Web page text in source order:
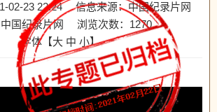
02-23 22:24
信息来源：中国纪录片网
国纪录片网
浏览次数： 1270
字体【大 中 小】